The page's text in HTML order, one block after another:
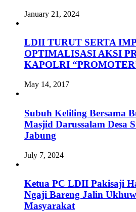
January 21, 2024
LDII TURUT SERTA
OPTIMALISASI AKSI
KAPOLRI
May 14, 2017
Subuh Keliling Bersama
Masjid Darussalam Desa
Jabung
July 7, 2024
Ketua PC LDII Pakisaji
Ngaji Bareng Jalin
Masyarakat